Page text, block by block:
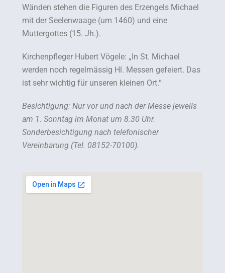
Wänden stehen die Figuren des Erzengels Michael
mit der Seelenwaage (um 1460) und eine
Muttergottes (15. Jh.).
Kirchenpfleger Hubert Vögele: „In St. Michael
werden noch regelmässig Hl. Messen gefeiert. Das
ist sehr wichtig für unseren kleinen Ort.“
Besichtigung: Nur vor und nach der Messe jeweils
am 1. Sonntag im Monat um 8.30 Uhr.
Sonderbesichtigung nach telefonischer
Vereinbarung (Tel. 08152-70100).